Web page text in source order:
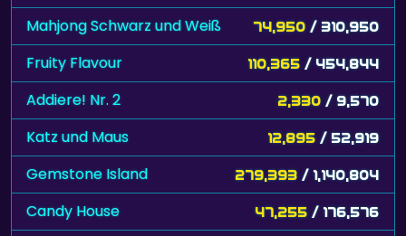
Mahjong Schwarz und Weiß 74,950 / 310,950
Fruity Flavour 110,365 / 454,844
Addiere! Nr. 2 2,330 / 9,570
Katz und Maus 12,895 / 52,919
Gemstone Island 279,393 / 1,140,804
Candy House 47,255 / 176,576